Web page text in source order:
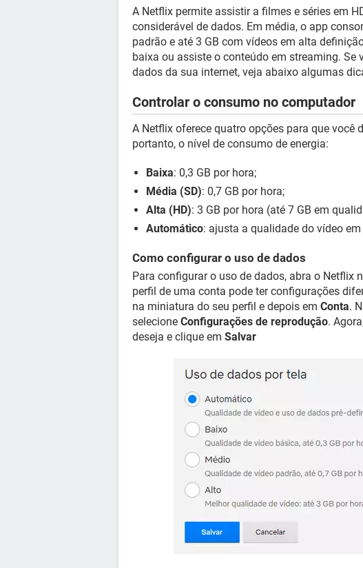
A Netflix permite assistir a filmes e séries em
considerável de dados. Em média, o app
padrão e até 3 GB com vídeos em alta
baixa ou assiste o conteúdo em streaming. Se
dados da sua internet, veja abaixo algumas
Controlar o consumo no computador
A Netflix oferece quatro opções para que você
portanto, o nível de consumo de energia:
Baixa: 0,3 GB por hora;
Média (SD): 0,7 GB por hora;
Alta (HD): 3 GB por hora (até 7 GB em
Automático: ajusta a qualidade do vídeo
Como configurar o uso de dados
Para configurar o uso de dados, abra o Netflix
perfil de uma conta pode ter configurações
na miniatura do seu perfil e depois em Conta.
selecione Configurações de reprodução.
deseja e clique em Salvar